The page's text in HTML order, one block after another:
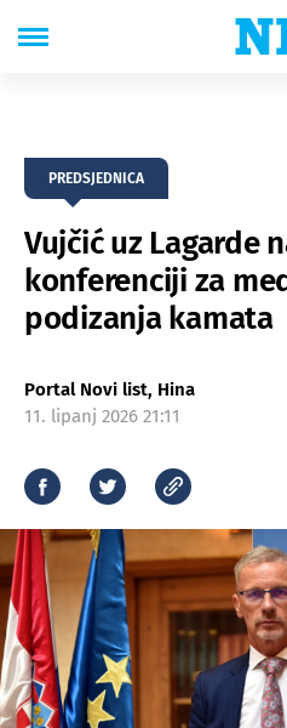
PREDSJEDNICA
Vujčić uz Lagarde
konferenciji za
podizanja kamata
Portal Novi list, Hina
11. lipanj 2026 21:11